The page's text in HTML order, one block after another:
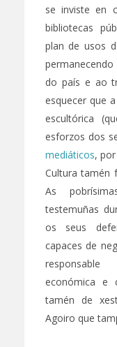
se inviste en
bibliotecas
plan de usos
do país e ao
esquecer que
escultórica
esforzos dos
mediáticos,
Cultura tamén
As
testemuñas
os seus
capaces de
económica e
tamén de
Agoiro que